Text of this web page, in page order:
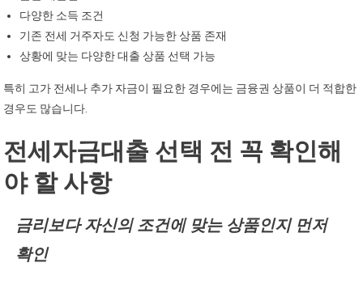
다양한 소득 조건
기존 전세 거주자도 신청 가능한 상품 존재
상황에 맞는 다양한 대출 상품 선택 가능
특히 고가 전세나 추가 자금이 필요한 경우에는 금융권 상품이 더 적합한
경우도 많습니다.
전세자금대출 선택 전 꼭 확인해
야 할 사항
금리보다 자신의 조건에 맞는 상품인지 먼저
확인